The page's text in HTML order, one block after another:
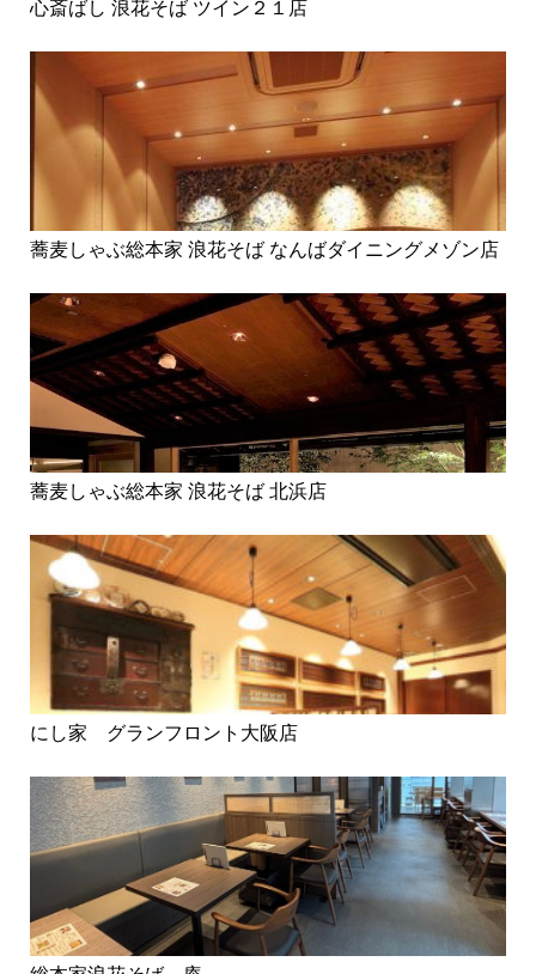
心斎ばし 浪花そば ツイン２１店
蕎麦しゃぶ総本家 浪花そば なんばダイニングメゾン店
蕎麦しゃぶ総本家 浪花そば 北浜店
にし家 グランフロント大阪店